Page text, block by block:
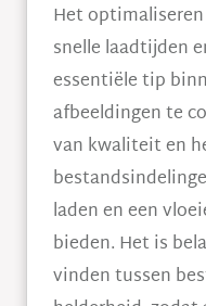
Het
snelle laadtijden
essentiële tip
afbeeldingen te
van kwaliteit en
laden en een
bieden. Het is
vinden tussen